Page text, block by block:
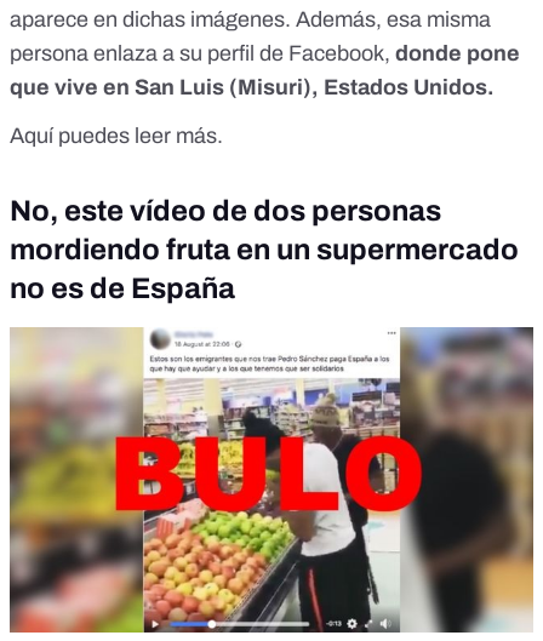
aparece en dichas imágenes. Además, esa misma
persona enlaza a su perfil de Facebook, donde pone
que vive en San Luis (Misuri), Estados Unidos.
Aquí puedes leer más.
No, este vídeo de dos personas
mordiendo fruta en un supermercado
no es de España